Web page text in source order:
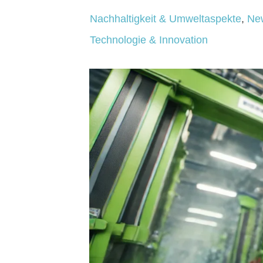
Nachhaltigkeit & Umweltaspekte,
Technologie & Innovation